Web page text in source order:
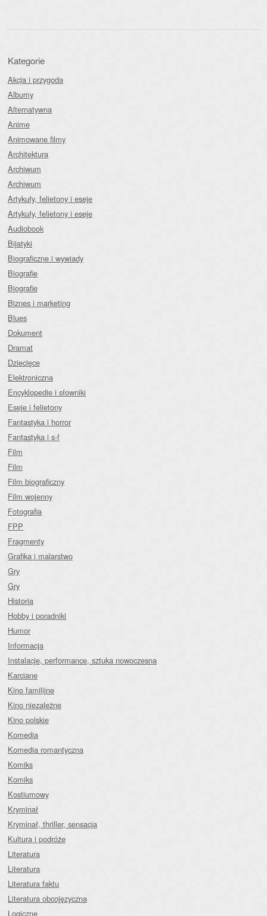
Kategorie
Akcja i przygoda
Albumy
Alternatywna
Anime
Animowane filmy
Architektura
Archiwum
Archiwum
Artykuły, felietony i eseje
Artykuły, felietony i eseje
Audiobook
Bijatyki
Biograficzne i wywiady
Biografie
Biografie
Biznes i marketing
Blues
Dokument
Dramat
Dziecięce
Elektroniczna
Encyklopedie i słowniki
Eseje i felietony
Fantastyka i horror
Fantastyka i s-f
Film
Film
Film biograficzny
Film wojenny
Fotografia
FPP
Fragmenty
Grafika i malarstwo
Gry
Gry
Historia
Hobby i poradniki
Humor
Informacja
Instalacje, performance, sztuka nowoczesna
Karciane
Kino familijne
Kino niezależne
Kino polskie
Komedia
Komedia romantyczna
Komiks
Komiks
Kostiumowy
Kryminał
Kryminał, thriller, sensacja
Kultura i podróże
Literatura
Literatura
Literatura faktu
Literatura obcojęzyczna
Logiczne